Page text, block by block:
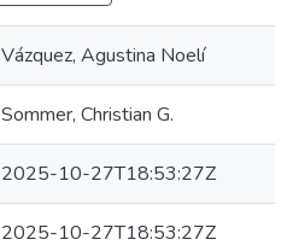
Vázquez, Agustina Noelí
Sommer, Christian G.
2025-10-27T18:53:27Z
2025-10-27T18:53:27Z